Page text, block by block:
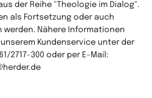
der Reihe "Theologie im Dialog".
als Fortsetzung oder auch
werden. Nähere Informationen
Kundenservice unter der
2717-300 oder per E-Mail: